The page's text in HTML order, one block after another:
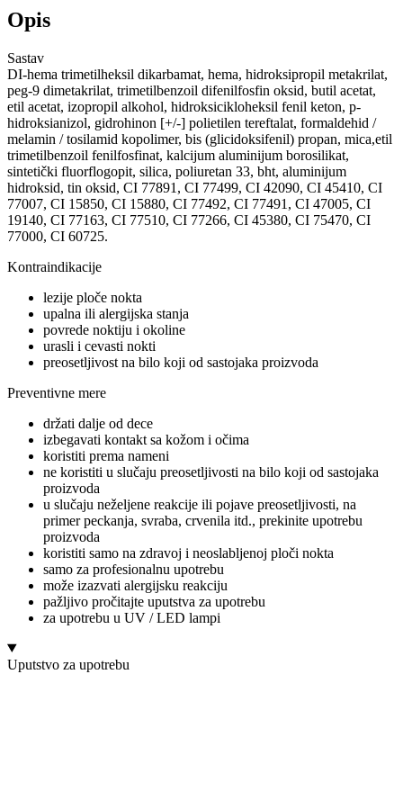
Opis
Sastav
DI-hema trimetilheksil dikarbamat, hema, hidroksipropil metakrilat,
peg-9 dimetakrilat, trimetilbenzoil difenilfosfin oksid, butil acetat,
etil acetat, izopropil alkohol, hidroksicikloheksil fenil keton, p-
hidroksianizol, gidrohinon [+/-] polietilen tereftalat, formaldehid /
melamin / tosilamid kopolimer, bis (glicidoksifenil) propan, mica,etil
trimetilbenzoil fenilfosfinat, kalcijum aluminijum borosilikat,
sintetički fluorflogopit, silica, poliuretan 33, bht, aluminijum
hidroksid, tin oksid, CI 77891, CI 77499, CI 42090, CI 45410, CI
77007, CI 15850, CI 15880, CI 77492, CI 77491, CI 47005, CI
19140, CI 77163, CI 77510, CI 77266, CI 45380, CI 75470, CI
77000, CI 60725.
Kontraindikacije
lezije ploče nokta
upalna ili alergijska stanja
povrede noktiju i okoline
urasli i cevasti nokti
preosetljivost na bilo koji od sastojaka proizvoda
Preventivne mere
držati dalje od dece
izbegavati kontakt sa kožom i očima
koristiti prema nameni
ne koristiti u slučaju preosetljivosti na bilo koji od sastojaka
proizvoda
u slučaju neželjene reakcije ili pojave preosetljivosti, na
primer peckanja, svraba, crvenila itd., prekinite upotrebu
proizvoda
koristiti samo na zdravoj i neoslabljenoj ploči nokta
samo za profesionalnu upotrebu
može izazvati alergijsku reakciju
pažljivo pročitajte uputstva za upotrebu
za upotrebu u UV / LED lampi
Uputstvo za upotrebu